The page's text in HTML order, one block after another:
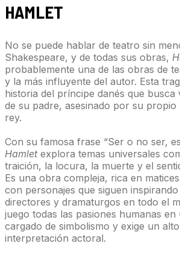
HAMLET
No se puede hablar de teatro sin
Shakespeare, y de todas sus obras,
probablemente una de las obras de
y la más influyente del autor. Esta
historia del príncipe danés que busca
de su padre, asesinado por su
rey.
Con su famosa frase “Ser o no ser,
Hamletexplora temas universales
traición, la locura, la muerte y el
Es una obra compleja, rica en
con personajes que siguen
directores y dramaturgos en todo el
juego todas las pasiones humanas en
cargado de simbolismo y exige un
interpretación actoral.